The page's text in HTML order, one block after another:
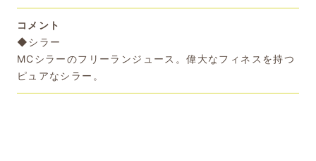
コメント
◆シラー
MCシラーのフリーランジュース。偉大なフィネスを持つ
ピュアなシラー。